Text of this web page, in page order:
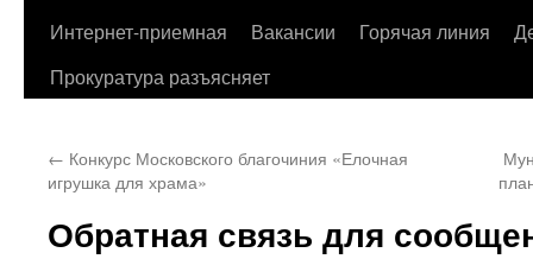
Интернет-приемная
Вакансии Горячая линия
Прокуратура разъясняет
← Конкурс Московского благочиния «Елочная
игрушка для храма»
Обратная связь для